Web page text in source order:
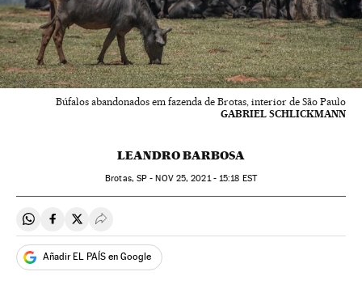
Búfalos abandonados em fazenda de Brotas, interior de São Paulo
GABRIEL SCHLICKMANN
LEANDRO BARBOSA
Brotas, SP -NOV25, 2021 - 15:18 EST
Compartir en Whatsapp
Compartir en Facebook
Compartir en Twitter
Desplegar Redes Sociales
Añadir EL PAÍS en Google